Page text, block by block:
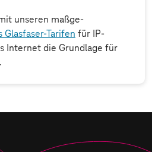
unseren maßge­
Glasfaser-Tarifen für IP-
Internet die Grundlage für